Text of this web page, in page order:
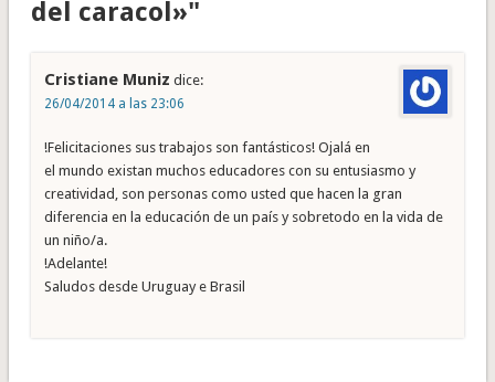
del caracol»"
Cristiane Muniz dice:
26/04/2014 a las 23:06
!Felicitaciones sus trabajos son fantásticos! Ojalá en
el mundo existan muchos educadores con su entusiasmo y
creatividad, son personas como usted que hacen la gran
diferencia en la educación de un país y sobretodo en la vida de
un niño/a.
!Adelante!
Saludos desde Uruguay e Brasil